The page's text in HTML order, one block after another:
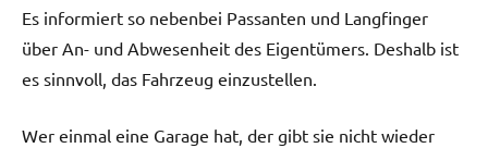
Es informiert so nebenbei Passanten und Langfinger
über An- und Abwesenheit des Eigentümers. Deshalb ist
es sinnvoll, das Fahrzeug einzustellen.
Wer einmal eine Garage hat, der gibt sie nicht wieder